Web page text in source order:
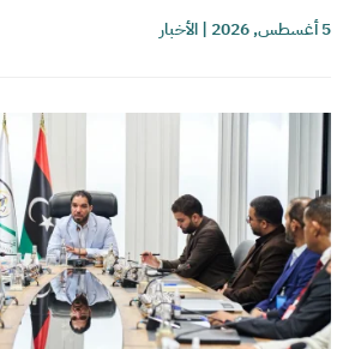
5 أغسطس, 2026 |الأخبار